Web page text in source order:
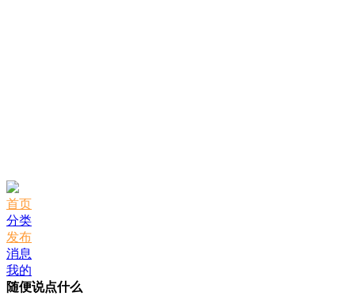
首页
分类
发布
消息
我的
随便说点什么